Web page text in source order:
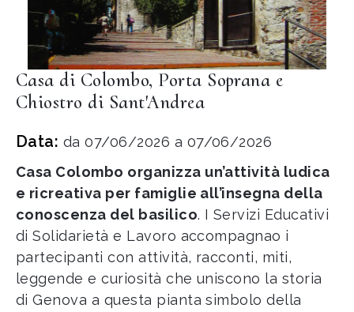
Casa di Colombo, Porta Soprana e
Chiostro di Sant'Andrea
Data: da 07/06/2026 a 07/06/2026
Casa Colombo organizza un’attività ludica
e ricreativa per famiglie all’insegna della
conoscenza del basilico. I Servizi Educativi
di Solidarietà e Lavoro accompagnao i
partecipanti con attività, racconti, miti,
leggende e curiosità che uniscono la storia
di Genova a questa pianta simbolo della